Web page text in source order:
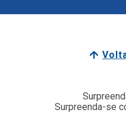
Surpreenda-se